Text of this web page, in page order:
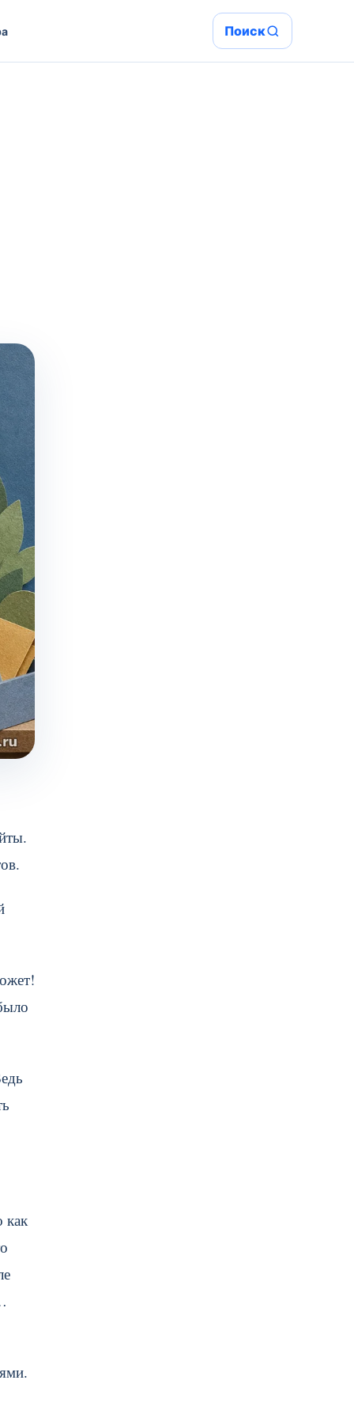
Поиск
как